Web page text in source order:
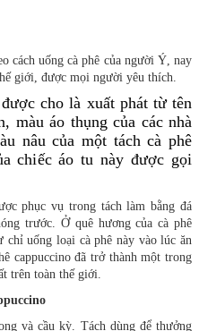
cách uống cà phê của người Ý, nay
giới, được mọi người yêu thích.
cho là xuất phát từ tên
màu áo thụng của các nhà
nâu của một tách cà phê
chiếc áo tu này được gọi
phục vụ trong tách làm bằng đá
trước. Ở quê hương của cà phê
uống loại cà phê này vào lúc ăn
cappuccino đã trở thành một trong
trên toàn thế giới.
và cầu kỳ. Tách dùng để thưởng